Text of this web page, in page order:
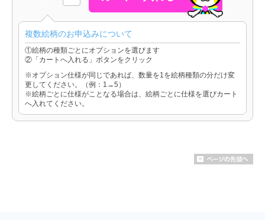
複数絵柄のお申込みについて
①絵柄の種類ごとにオプションを選びます
②「カートへ入れる」ボタンをクリック
※オプション仕様が同じであれば、数量を1を絵柄種類の分だけ変
更してください。（例：1→5）
※絵柄ごとに仕様がことなる場合は、絵柄ごとに仕様を選びカート
へ入れてください。